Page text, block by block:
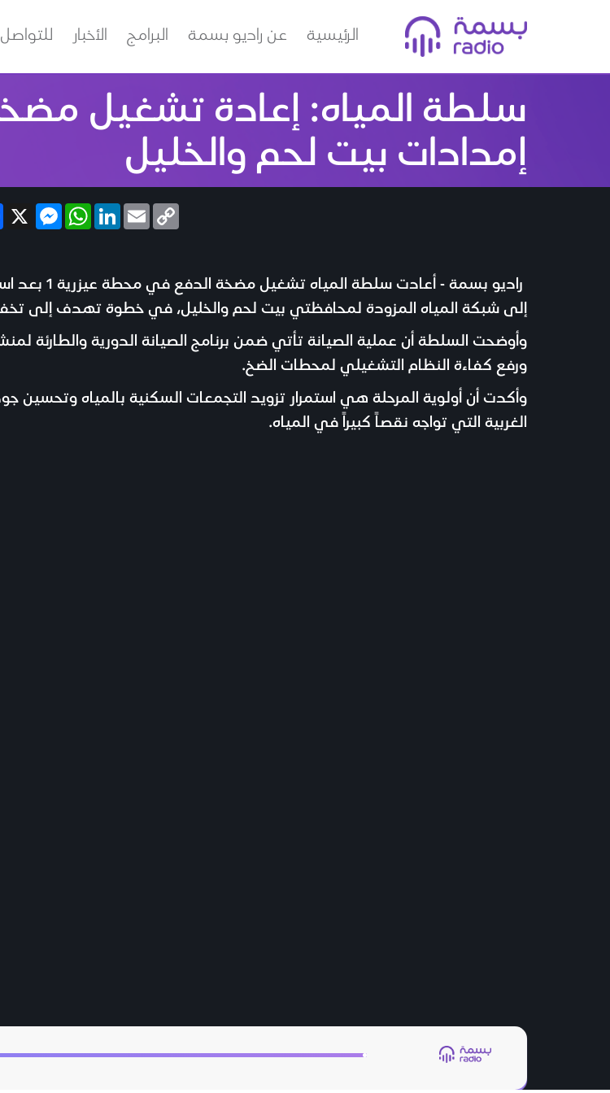
الرئيسية عن راديو بسمة البرامج الأخبار للتواصل
إمدادات بيت لحم والخليل
XWhatsAppLinkedInEmailCopy
Link
إلى شبكة المياه المزودة لمحافظتي بيت لحم والخليل، في خطوة تهدف إلى
وأوضحت السلطة أن عملية الصيانة تأتي ضمن برنامج الصيانة الدورية والطارئة
ورفع كفاءة النظام التشغيلي لمحطات الضخ.
وأكدت أن أولوية المرحلة هي استمرار تزويد التجمعات السكنية بالمياه
الغربية التي تواجه نقصاً كبيراً في المياه.